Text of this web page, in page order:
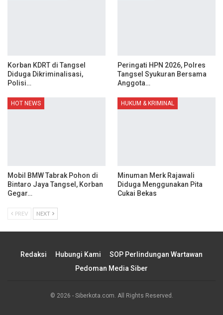
Korban KDRT di Tangsel
Diduga Dikriminalisasi,
Polisi…
Peringati HPN 2026, Polres
Tangsel Syukuran Bersama
Anggota…
HOT NEWS
Mobil BMW Tabrak Pohon di
Bintaro Jaya Tangsel, Korban
Gegar…
HUKUM & KRIMINAL
Minuman Merk Rajawali
Diduga Menggunakan Pita
Cukai Bekas
PREV NEXT
Redaksi Hubungi Kami
SOP Perlindungan Wartawan
Pedoman Media Siber
© 2026 - Siberkota.com. All Rights Reserved.